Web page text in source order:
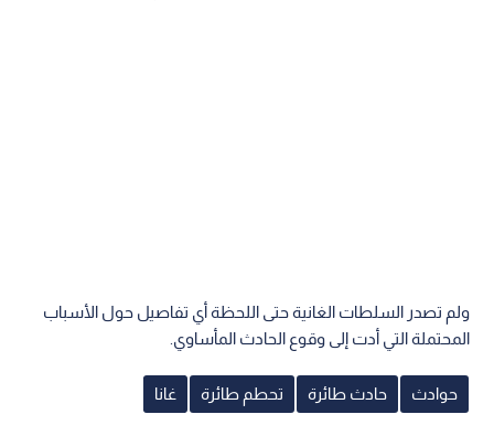
ولم تصدر السلطات الغانية حتى اللحظة أي تفاصيل حول الأسباب
المحتملة التي أدت إلى وقوع الحادث المأساوي.
حوادث حادث طائرة تحطم طائرة غانا